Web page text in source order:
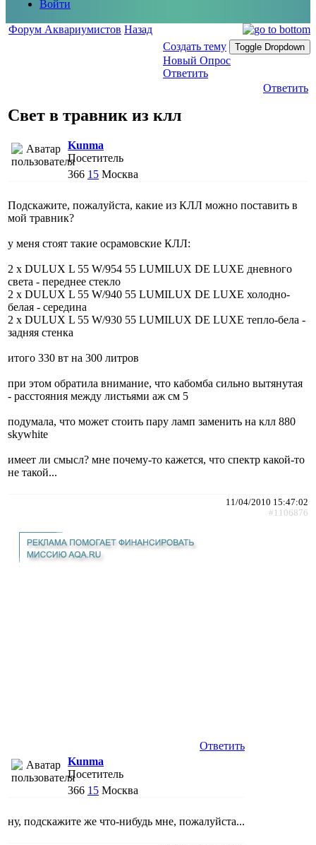
Войти
Форум Аквариумистов Назад
Создать тему
Toggle Dropdown
Новый Опрос
Ответить
Ответить
Свет в травник из клл
Kunma
Посетитель
366 15 Москва
Подскажите, пожалуйста, какие из КЛЛ можно поставить в
мой травник?
у меня стоят такие осрамовские КЛЛ:
2 х DULUX L 55 W/954 55 LUMILUX DE LUXE дневного
света - переднее стекло
2 х DULUX L 55 W/940 55 LUMILUX DE LUXE холодно-
белая - середина
2 х DULUX L 55 W/930 55 LUMILUX DE LUXE тепло-бела -
задняя стенка
итого 330 вт на 300 литров
при этом обратила внимание, что кабомба сильно вытянутая
- расстояния между листьями аж см 5
подумала, что может стоить пару ламп заменить на клл 880
skywhite
имеет ли смысл? мне почему-то кажется, что спектр какой-то
не такой...
11/04/2010 15:47:02
#1106876
Ответить
Kunma
Посетитель
366 15 Москва
ну, подскажите же что-нибудь мне, пожалуйста...